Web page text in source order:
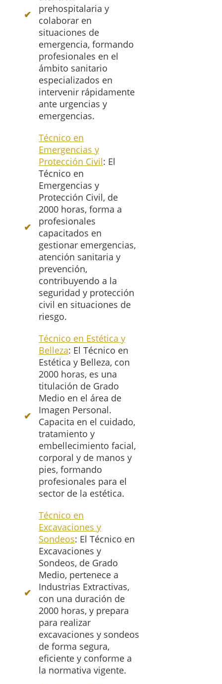
prehospitalaria y
colaborar en
situaciones de
emergencia, formando
profesionales en el
ámbito sanitario
especializados en
intervenir rápidamente
ante urgencias y
emergencias.
Técnico en
Emergencias y
Protección Civil: El
Técnico en
Emergencias y
Protección Civil, de
2000 horas, forma a
profesionales
capacitados en
gestionar emergencias,
atención sanitaria y
prevención,
contribuyendo a la
seguridad y protección
civil en situaciones de
riesgo.
Técnico en Estética y
Belleza: El Técnico en
Estética y Belleza, con
2000 horas, es una
titulación de Grado
Medio en el área de
Imagen Personal.
Capacita en el cuidado,
tratamiento y
embellecimiento facial,
corporal y de manos y
pies, formando
profesionales para el
sector de la estética.
Técnico en
Excavaciones y
Sondeos: El Técnico en
Excavaciones y
Sondeos, de Grado
Medio, pertenece a
Industrias Extractivas,
con una duración de
2000 horas, y prepara
para realizar
excavaciones y sondeos
de forma segura,
eficiente y conforme a
la normativa vigente.